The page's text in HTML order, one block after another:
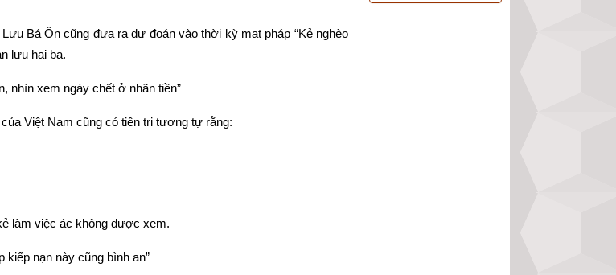
Bá Ôn cũng đưa ra dự đoán vào thời kỳ mạt pháp “Kẻ nghèo
lưu hai ba.
nhìn xem ngày chết ở nhãn tiền”
Việt Nam cũng có tiên tri tương tự rằng:
làm việc ác không được xem.
nạn này cũng bình an”
trường - Click xem ngay